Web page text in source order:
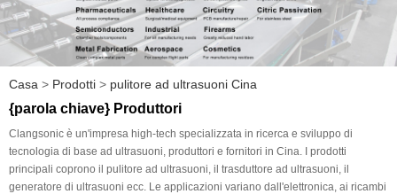
Casa > Prodotti > pulitore ad ultrasuoni Cina
{parola chiave} Produttori
Clangsonic è un'impresa high-tech specializzata in ricerca e sviluppo di
tecnologia di base ad ultrasuoni, produttori e fornitori in Cina. I prodotti
principali coprono il pulitore ad ultrasuoni, il trasduttore ad ultrasuoni, il
generatore di ultrasuoni ecc. Le applicazioni variano dall'elettronica, ai ricambi